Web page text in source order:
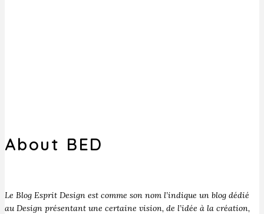
About BED
Le Blog Esprit Design est comme son nom l’indique un blog dédié
au Design présentant une certaine vision, de l’idée à la création,